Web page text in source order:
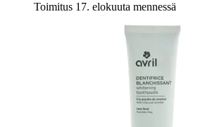
Toimitus 17. elokuuta mennessä